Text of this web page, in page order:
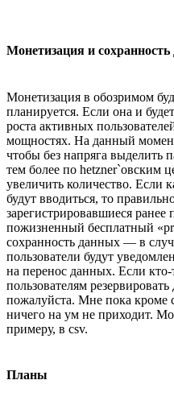
Монетизация и
Монетизация в обозримом
планируется. Если она и
роста активных
мощностях. На данный
чтобы без напряга выделить
тем более по hetzner`овским
увеличить количество. Если
будут вводиться, то
зарегистрировавшиеся ранее
пожизненный бесплатный
сохранность данных — в
пользователи будут
на перенос данных. Если
пользователям
пожалуйста. Мне пока кроме
ничего на ум не приходит.
примеру, в csv.
Планы